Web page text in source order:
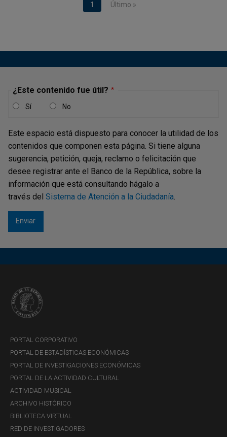
Página actual
1 Última página
Último »
¿Este contenido fue útil?
Sí No
Este espacio está dispuesto para conocer la utilidad de los
contenidos que componen esta página. Si tiene alguna
sugerencia, petición, queja, reclamo o felicitación que
desee registrar ante el Banco de la República, sobre la
información que está consultando hágalo a
través del Sistema de Atención a la Ciudadanía.
PORTAL CORPORATIVO
PORTAL DE ESTADÍSTICAS ECONÓMICAS
PORTAL DE INVESTIGACIONES ECONÓMICAS
PORTAL DE LA ACTIVIDAD CULTURAL
ACTIVIDAD MUSICAL
ARCHIVO HISTÓRICO
BIBLIOTECA VIRTUAL
RED DE INVESTIGADORES